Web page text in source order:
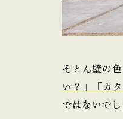
そとん壁の色
い？」「カ
ではないでし